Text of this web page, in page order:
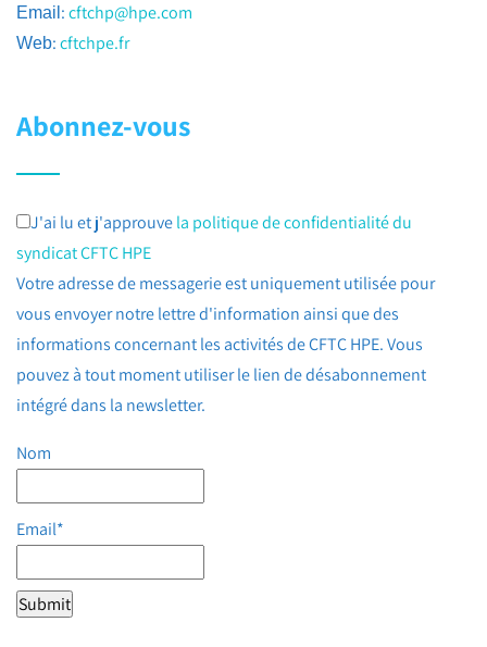
Email :cftchp@hpe.com
Web:cftchpe.fr
Abonnez-vous
J'ai lu et j'approuvela politique de confidentialité du
syndicat CFTC HPE
Votre adresse de messagerie est uniquement utilisée pour
vous envoyer notre lettre d'information ainsi que des
informations concernant les activités de CFTC HPE. Vous
pouvez à tout moment utiliser le lien de désabonnement
intégré dans la newsletter.
Nom
Email*